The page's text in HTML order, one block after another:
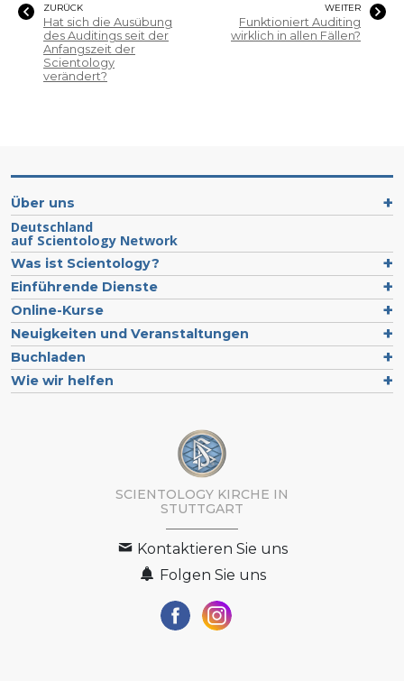
ZURÜCK
Hat sich die Ausübung
des Auditings seit der
Anfangszeit der
Scientology
verändert?
WEITER
Funktioniert Auditing
wirklich in allen Fällen?
Über uns
Deutschland
auf Scientology Network
Was ist Scientology?
Einführende Dienste
Online-Kurse
Neuigkeiten und Veranstaltungen
Buchladen
Wie wir helfen
SCIENTOLOGY KIRCHE IN
STUTTGART
Kontaktieren Sie uns
Folgen Sie uns